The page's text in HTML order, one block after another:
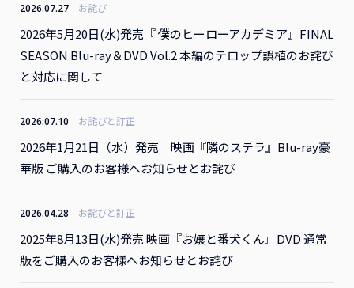
2026.07.27 お詫び
2026年5月20日(水)発売『 僕のヒーローアカデミア』FINAL
SEASON Blu-ray＆DVD Vol.2 本編のテロップ誤植のお詫び
と対応に関して
2026.07.10 お詫びと訂正
2026年1月21日（水）発売 映画『隣のステラ』Blu-ray豪
華版 ご購入のお客様へお知らせとお詫び
2026.04.28 お詫びと訂正
2025年8月13日(水)発売 映画『お嬢と番犬くん』DVD 通常
版をご購入のお客様へお知らせとお詫び